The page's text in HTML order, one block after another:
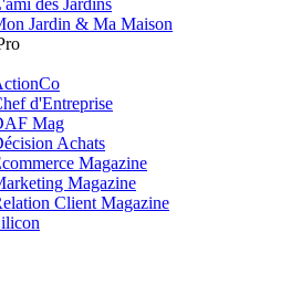
des Jardins
Jardin & Ma Maison
d'Entreprise
Mag
Achats
Magazine
Magazine
Client Magazine